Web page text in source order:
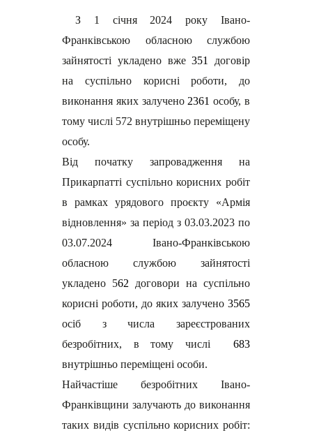
З 1 січня 2024 року Івано-
Франківською обласною службою
зайнятості укладено вже351
договір
на суспільно корисні роботи, до
виконання яких залучено 2361 особу, в
тому числі 572 внутрішньо переміщену
особу.
Від початку запровадження на
Прикарпатті суспільно корисних робіт
в рамках урядового проєкту «Армія
відновлення» за період з 03.03.2023 по
03.07.2024 Івано-Франківською
обласною службою зайнятості
укладено 562 договори на суспільно
корисні роботи, до яких залучено 3565
осіб з числа зареєстрованих
безробітних, в тому числі
683
внутрішньо переміщені особи.
Найчастіше безробітних Івано-
Франківщини залучають до виконання
таких видів суспільно корисних робіт: